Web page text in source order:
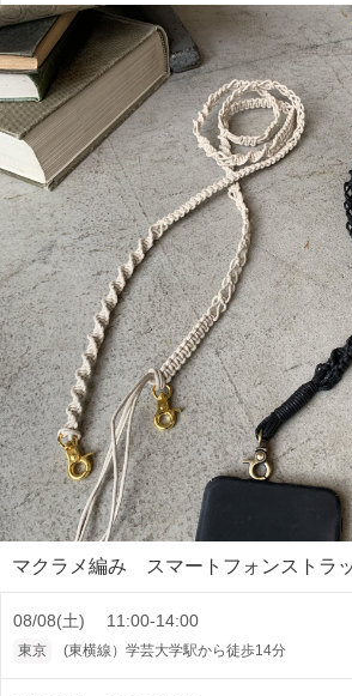
マクラメ編み スマートフォンストラッ
08/08(土) 11:00-14:00
東京 (東横線）学芸大学駅から徒歩14分